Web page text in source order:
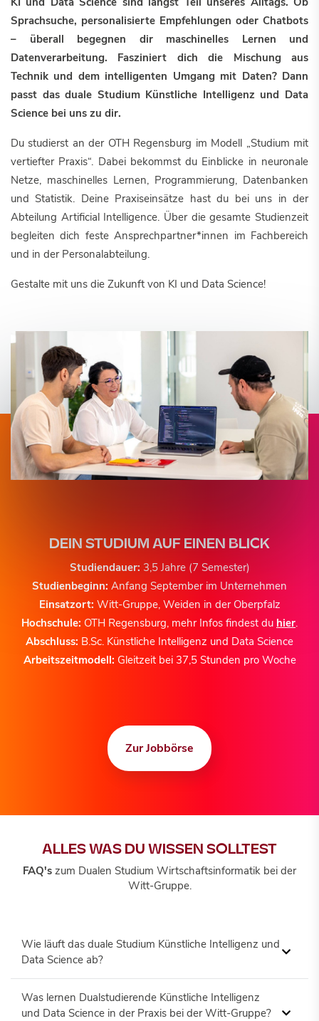
Sprachsuche, personalisierte Empfehlungen oder Chatbots
– überall begegnen dir maschinelles Lernen und
Datenverarbeitung. Fasziniert dich die Mischung aus
Technik und dem intelligenten Umgang mit Daten? Dann
passt das duale Studium Künstliche Intelligenz und Data
Science bei uns zu dir.
Du studierst an der OTH Regensburg im Modell „Studium mit
vertiefter Praxis“. Dabei bekommst du Einblicke in neuronale
Netze, maschinelles Lernen, Programmierung, Datenbanken
und Statistik. Deine Praxiseinsätze hast du bei uns in der
Abteilung Artificial Intelligence. Über die gesamte Studienzeit
begleiten dich feste Ansprechpartner*innen im Fachbereich
und in der Personalabteilung.
Gestalte mit uns die Zukunft von KI und Data Science!
DEIN STUDIUM AUF EINEN BLICK
Studiendauer: 3,5 Jahre (7 Semester)
Studienbeginn: Anfang September im Unternehmen
Einsatzort: Witt-Gruppe, Weiden in der Oberpfalz
Hochschule: OTH Regensburg, mehr Infos findest du hier.
Abschluss: B.Sc. Künstliche Intelligenz und Data Science
Arbeitszeitmodell: Gleitzeit bei 37,5 Stunden pro Woche
Zur Jobbörse
ALLES WAS DU WISSEN SOLLTEST
FAQ's zum Dualen Studium Wirtschaftsinformatik bei der
Witt-Gruppe.
Wie läuft das duale Studium Künstliche Intelligenz und
Data Science ab?
Was lernen Dualstudierende Künstliche Intelligenz
und Data Science in der Praxis bei der Witt-Gruppe?